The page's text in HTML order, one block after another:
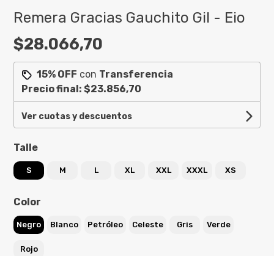
Remera Gracias Gauchito Gil - Eio
$28.066,70
15% OFF con Transferencia
Precio final:$23.856,70
Ver cuotas y descuentos
Talle
S M L XL XXL XXXL XS
Color
Negro Blanco Petróleo Celeste Gris Verde
Rojo